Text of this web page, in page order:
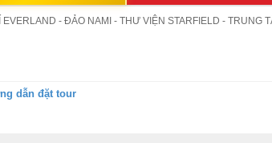
- ĐẢO NAMI - THƯ VIỆN STARFIELD - TRUNG
dẫn đặt tour